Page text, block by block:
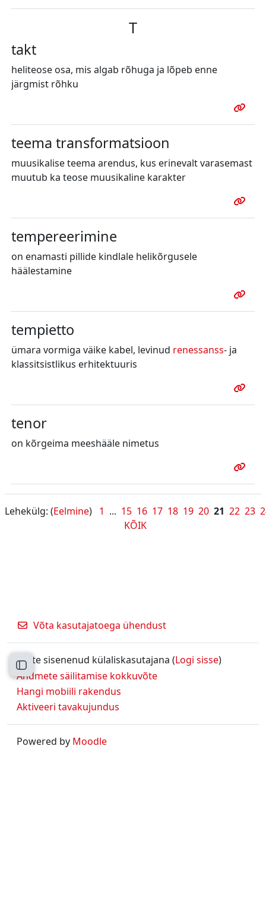
Ava kursuse sisukord
T
takt
heliteose osa, mis algab rõhuga ja lõpeb enne
järgmist rõhku
teema transformatsioon
muusikalise teema arendus, kus erinevalt varasemast
muutub ka teose muusikaline karakter
tempereerimine
on enamasti pillide kindlale helikõrgusele
häälestamine
tempietto
ümara vormiga väike kabel, levinud renessanss- ja
klassitsistlikus erhitektuuris
tenor
on kõrgeima meeshääle nimetus
Lehekülg: (Eelmine) 1 ... 15 16 17 18 19 20 21 22 23
KÕIK
Võta kasutajatoega ühendust
Olete sisenenud külaliskasutajana (Logi sisse)
Andmete säilitamise kokkuvõte
Hangi mobiili rakendus
Aktiveeri tavakujundus
Powered by Moodle